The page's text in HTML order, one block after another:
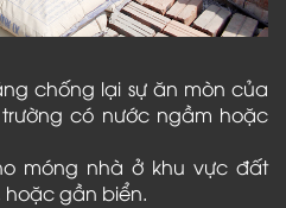
chống lại sự ăn mòn của
có nước ngầm hoặc
móng nhà ở khu vực đất
hoặc gần biển.